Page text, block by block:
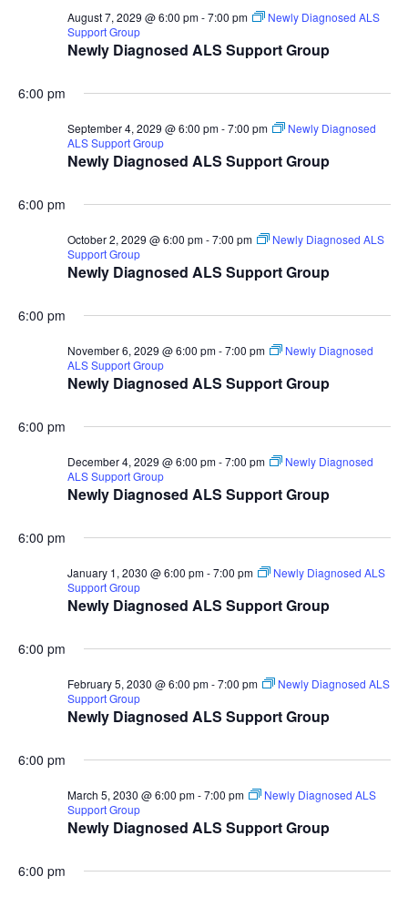
Newly Diagnosed ALS Support Group
August 7, 2029 @ 6:00 pm-7:00 pm
Newly Diagnosed ALS
Support Group
6:00 pm
Newly Diagnosed ALS Support Group
September 4, 2029 @ 6:00 pm-7:00 pm
Newly Diagnosed
ALS Support Group
6:00 pm
Newly Diagnosed ALS Support Group
October 2, 2029 @ 6:00 pm-7:00 pm
Newly Diagnosed ALS
Support Group
6:00 pm
Newly Diagnosed ALS Support Group
November 6, 2029 @ 6:00 pm-7:00 pm
Newly Diagnosed
ALS Support Group
6:00 pm
Newly Diagnosed ALS Support Group
December 4, 2029 @ 6:00 pm-7:00 pm
Newly Diagnosed
ALS Support Group
6:00 pm
Newly Diagnosed ALS Support Group
January 1, 2030 @ 6:00 pm-7:00 pm
Newly Diagnosed ALS
Support Group
6:00 pm
Newly Diagnosed ALS Support Group
February 5, 2030 @ 6:00 pm-7:00 pm
Newly Diagnosed ALS
Support Group
6:00 pm
Newly Diagnosed ALS Support Group
March 5, 2030 @ 6:00 pm-7:00 pm
Newly Diagnosed ALS
Support Group
6:00 pm